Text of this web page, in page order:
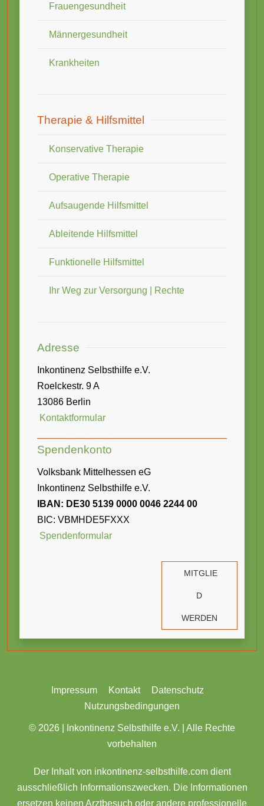
Frauengesundheit
Männergesundheit
Krankheiten
Therapie & Hilfsmittel
Konservative Therapie
Operative Therapie
Aufsaugende Hilfsmittel
Ableitende Hilfsmittel
Funktionelle Hilfsmittel
Ihr Weg zur Versorgung | Rechte
Adresse
Inkontinenz Selbsthilfe e.V.
Roelckestr. 9 A
13086 Berlin
Kontaktformular
Spendenkonto
Volksbank Mittelhessen eG
Inkontinenz Selbsthilfe e.V.
IBAN: DE30 5139 0000 0046 2244 00
BIC: VBMHDE5FXXX
Spendenformular
MITGLIE
D
WERDEN
Impressum Kontakt
Datenschutz
Nutzungsbedingungen
© 2026 |
Inkontinenz Selbsthilfe e.V. | Alle Rechte
vorbehalten
Der Inhalt von inkontinenz-selbsthilfe.com dient
ausschließlich Informationszwecken. Die Informationen
ersetzen keinen Arztbesuch oder andere professionelle